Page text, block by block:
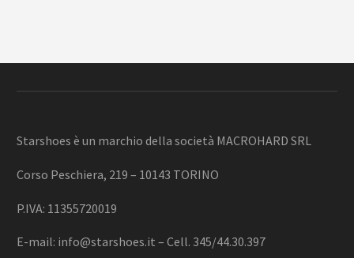
Starshoes è un marchio della società MACROHARD SRL
Corso Peschiera, 219 – 10143 TORINO
P.IVA: 11355720019
E-mail: info@starshoes.it – Cell. 345/44.30.397